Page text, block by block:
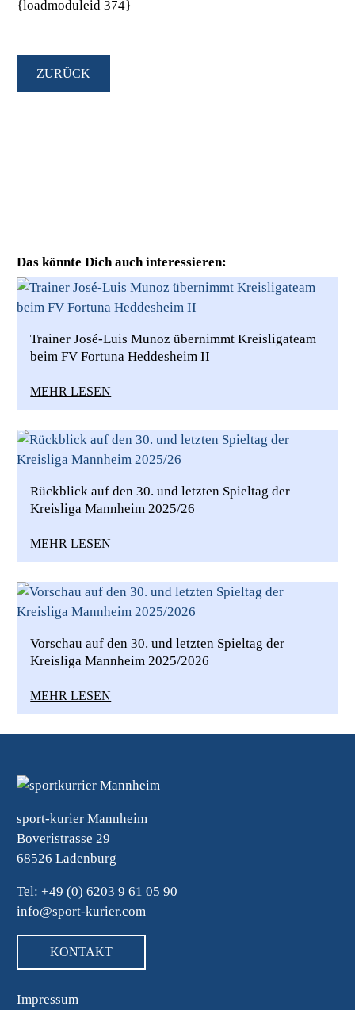
{loadmoduleid 374}
ZURÜCK
Das könnte Dich auch interessieren:
Trainer José-Luis Munoz übernimmt Kreisligateam
beim FV Fortuna Heddesheim II
MEHR LESEN
Rückblick auf den 30. und letzten Spieltag der
Kreisliga Mannheim 2025/26
MEHR LESEN
Vorschau auf den 30. und letzten Spieltag der
Kreisliga Mannheim 2025/2026
MEHR LESEN
sport-kurier Mannheim
Boveristrasse 29
68526 Ladenburg
Tel: +49 (0) 6203 9 61 05 90
info@sport-kurier.com
KONTAKT
Impressum